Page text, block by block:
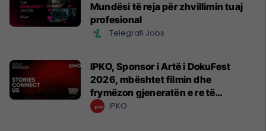
Mundësi të reja për zhvillimin tuaj
profesional
Telegrafi Jobs
IPKO, Sponsor i Artë i DokuFest
2026, mbështet filmin dhe
frymëzon gjeneratën e re të
krijuesve
IPKO